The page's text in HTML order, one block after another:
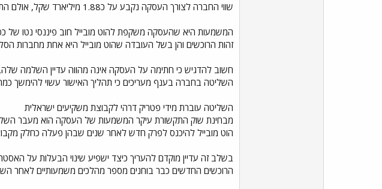
שווי החברה לצורך העסקה נקבע על כ1.88 מיליארד שקל, אולם התמורה לבעלים צפויה לעמוד על כ-1.22 מיליארד שקל לאחר ניכוי החוב הפיננסי
זהות הרוכשים והן בשל העובדה שהוט מובייל היא אחת מחברות הסלולר
חשוב להדגיש כי חתימה על העסקה אינה מהווה עדיין השלמה
השליטה בחברה בענף מעריכים כי תהליך האישור עשוי להימשך
השליטה עוברת מידי פטריק דרהי לקבוצת משקיעים ישראלית
מבחינת שוק התקשורת עיקר המשמעות של העסקה הוא מעבר
הוט מובייל להיכנס לפרק חדש לאחר שנים שבהן פעלה כחלק
בשלב זה עדיין מוקדם להעריך כיצד ישפיע שינוי הבעלות על
הרוכשים החדשים כבר בוחנים מספר מהלכים משמעותיים לאחר